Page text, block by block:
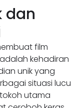
dan
film
kehadiran
unik yang
situasi lucu
utama